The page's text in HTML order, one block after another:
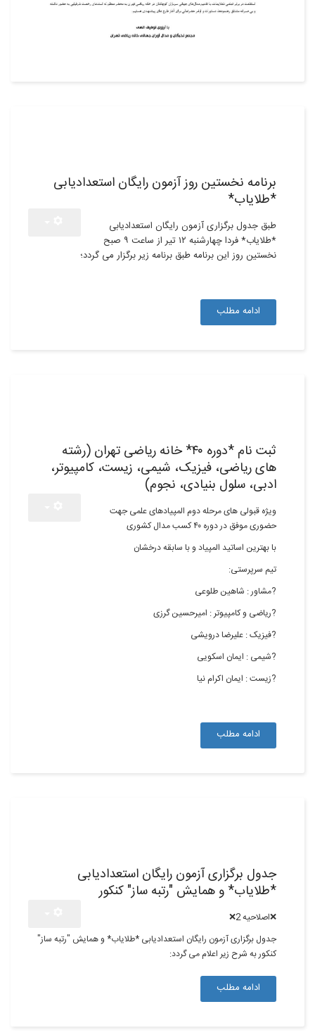
برنامه نخستین روز آزمون رایگان استعدادیابی
*طلایاب*
طبق جدول برگزاری آزمون رایگان استعدادیابی
*طلایاب* فردا چهارشنبه ۱۲ تیر از ساعت ۹ صبح
نخستین روز این برنامه طبق برنامه زیر برگزار می گردد؛
ادامه مطلب
ثبت نام *دوره ۴۰* خانه ریاضی تهران (رشته
های ریاضی، فیزیک، شیمی، زیست، کامپیوتر،
ادبی، سلول بنیادی، نجوم)
ویژه قبولی های مرحله دوم المپیادهای علمی جهت
حضوری موفق در دوره ۴۰ کسب مدال کشوری
با بهترین اساتید المپیاد و با سابقه درخشان
تیم سرپرستی:
?مشاور : شاهین طلوعی
?ریاضی و کامپیوتر : امیرحسین گرزی
?فیزیک : علیرضا درویشی
?شیمی : ایمان اسکویی
?زیست : ایمان اکرام نیا
ادامه مطلب
جدول برگزاری آزمون رایگان استعدادیابی
*طلایاب* و همایش "رتبه ساز" کنکور
❌اصلاحیه 2❌
جدول برگزاری آزمون رایگان استعدادیابی *طلایاب* و همایش "رتبه ساز"
کنکور به شرح زیر اعلام می گردد:
ادامه مطلب